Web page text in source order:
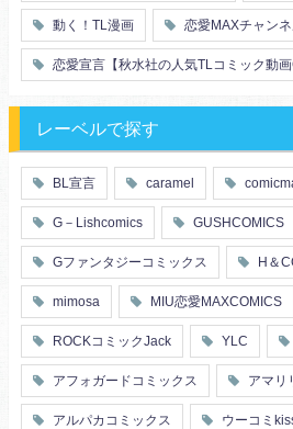
動く！TL漫画 恋愛MAXチャン
恋愛宣言【秋水社の人気TLコミック動画
レーベルで探す
BL宣言 caramel
G－Lishcomics GUSHCOMICS
Gファンタジーコミックス H＆
mimosa MIU恋愛MAXCOMICS
ROCKコミックJack YLC
アフォガードコミックス アマリ
アルパカコミックス ウーコミ